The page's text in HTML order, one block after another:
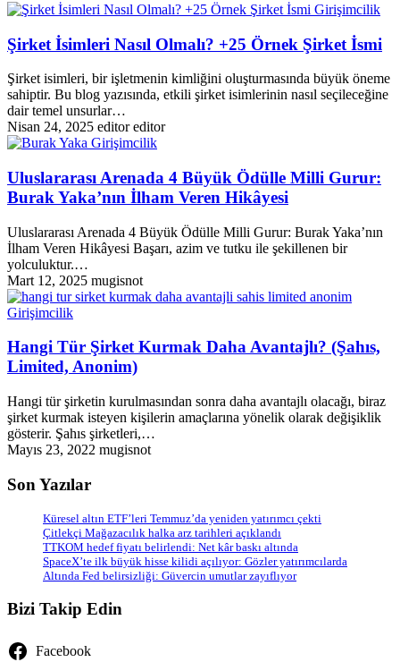
Girişimcilik
Şirket İsimleri Nasıl Olmalı? +25 Örnek Şirket İsmi
Şirket isimleri, bir işletmenin kimliğini oluşturmasında büyük öneme
sahiptir. Bu blog yazısında, etkili şirket isimlerinin nasıl seçileceğine
dair temel unsurlar…
Nisan 24, 2025 editor editor
Girişimcilik
Uluslararası Arenada 4 Büyük Ödülle Milli Gurur:
Burak Yaka’nın İlham Veren Hikâyesi
Uluslararası Arenada 4 Büyük Ödülle Milli Gurur: Burak Yaka’nın
İlham Veren Hikâyesi Başarı, azim ve tutku ile şekillenen bir
yolculuktur.…
Mart 12, 2025 mugisnot
Girişimcilik
Hangi Tür Şirket Kurmak Daha Avantajlı? (Şahıs,
Limited, Anonim)
Hangi tür şirketin kurulmasından sonra daha avantajlı olacağı, biraz
şirket kurmak isteyen kişilerin amaçlarına yönelik olarak değişiklik
gösterir. Şahıs şirketleri,…
Mayıs 23, 2022 mugisnot
Son Yazılar
Küresel altın ETF’leri Temmuz’da yeniden yatırımcı çekti
Çitlekçi Mağazacılık halka arz tarihleri açıklandı
TTKOM hedef fiyatı belirlendi: Net kâr baskı altında
SpaceX’te ilk büyük hisse kilidi açılıyor: Gözler yatırımcılarda
Altında Fed belirsizliği: Güvercin umutlar zayıflıyor
Bizi Takip Edin
Facebook